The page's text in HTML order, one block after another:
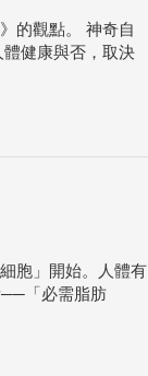
的觀點。 神奇自
健康與否，取決
胞」開始。人體有
──「必需脂肪